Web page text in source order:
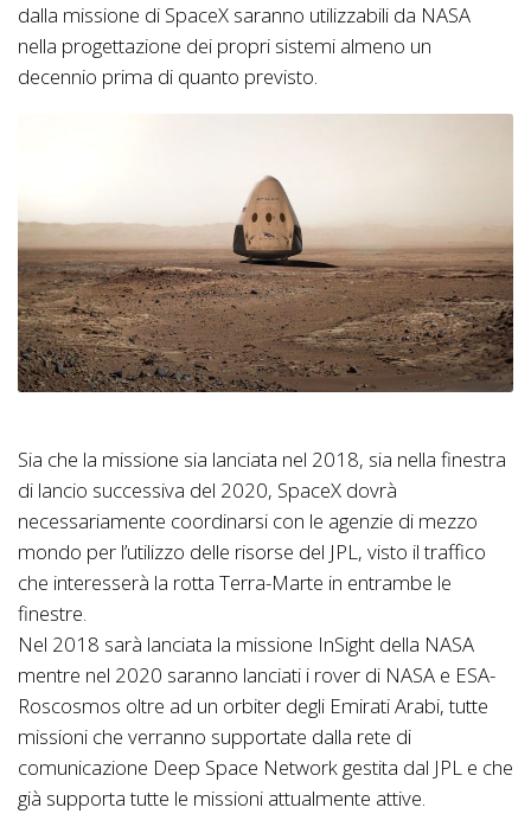
dalla missione di SpaceX saranno utilizzabili da NASA
nella progettazione dei propri sistemi almeno un
decennio prima di quanto previsto.
Sia che la missione sia lanciata nel 2018, sia nella finestra
di lancio successiva del 2020, SpaceX dovrà
necessariamente coordinarsi con le agenzie di mezzo
mondo per l’utilizzo delle risorse del JPL, visto il traffico
che interesserà la rotta Terra-Marte in entrambe le
finestre.
Nel 2018 sarà lanciata la missione InSight della NASA
mentre nel 2020 saranno lanciati i rover di NASA e ESA-
Roscosmos oltre ad un orbiter degli Emirati Arabi, tutte
missioni che verranno supportate dalla rete di
comunicazione Deep Space Network gestita dal JPL e che
già supporta tutte le missioni attualmente attive.